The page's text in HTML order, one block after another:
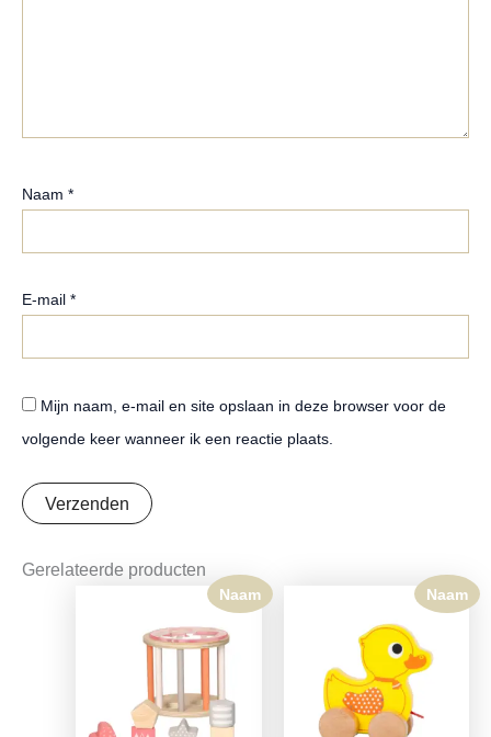
Naam *
E-mail *
Mijn naam, e-mail en site opslaan in deze browser voor de
volgende keer wanneer ik een reactie plaats.
Gerelateerde producten
Naam Naam